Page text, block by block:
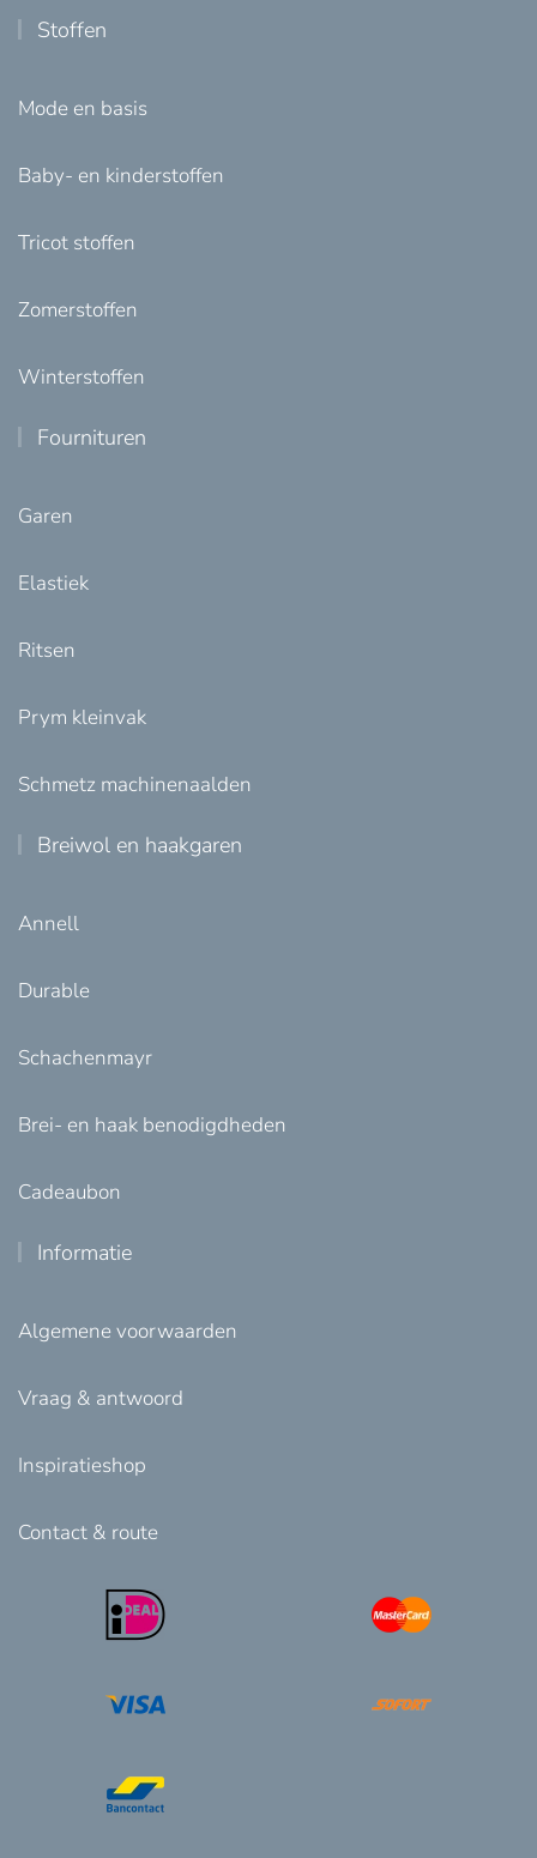
Stoffen
Mode en basis
Baby- en kinderstoffen
Tricot stoffen
Zomerstoffen
Winterstoffen
Fournituren
Garen
Elastiek
Ritsen
Prym kleinvak
Schmetz machinenaalden
Breiwol en haakgaren
Annell
Durable
Schachenmayr
Brei- en haak benodigdheden
Cadeaubon
Informatie
Algemene voorwaarden
Vraag & antwoord
Inspiratieshop
Contact & route